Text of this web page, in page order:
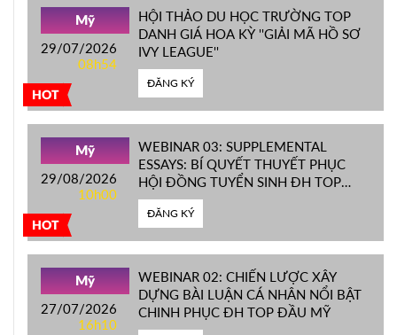
HOT
Mỹ
29/07/2026
08h54
HỘI THẢO DU HỌC TRƯỜNG TOP
DANH GIÁ HOA KỲ ''GIẢI MÃ HỒ SƠ
IVY LEAGUE''
ĐĂNG KÝ
HOT
Mỹ
29/08/2026
10h00
WEBINAR 03: SUPPLEMENTAL
ESSAYS: BÍ QUYẾT THUYẾT PHỤC
HỘI ĐỒNG TUYỂN SINH ĐH TOP
ĐẦU MỸ
ĐĂNG KÝ
Mỹ
27/07/2026
16h10
WEBINAR 02: CHIẾN LƯỢC XÂY
DỰNG BÀI LUẬN CÁ NHÂN NỔI BẬT
CHINH PHỤC ĐH TOP ĐẦU MỸ